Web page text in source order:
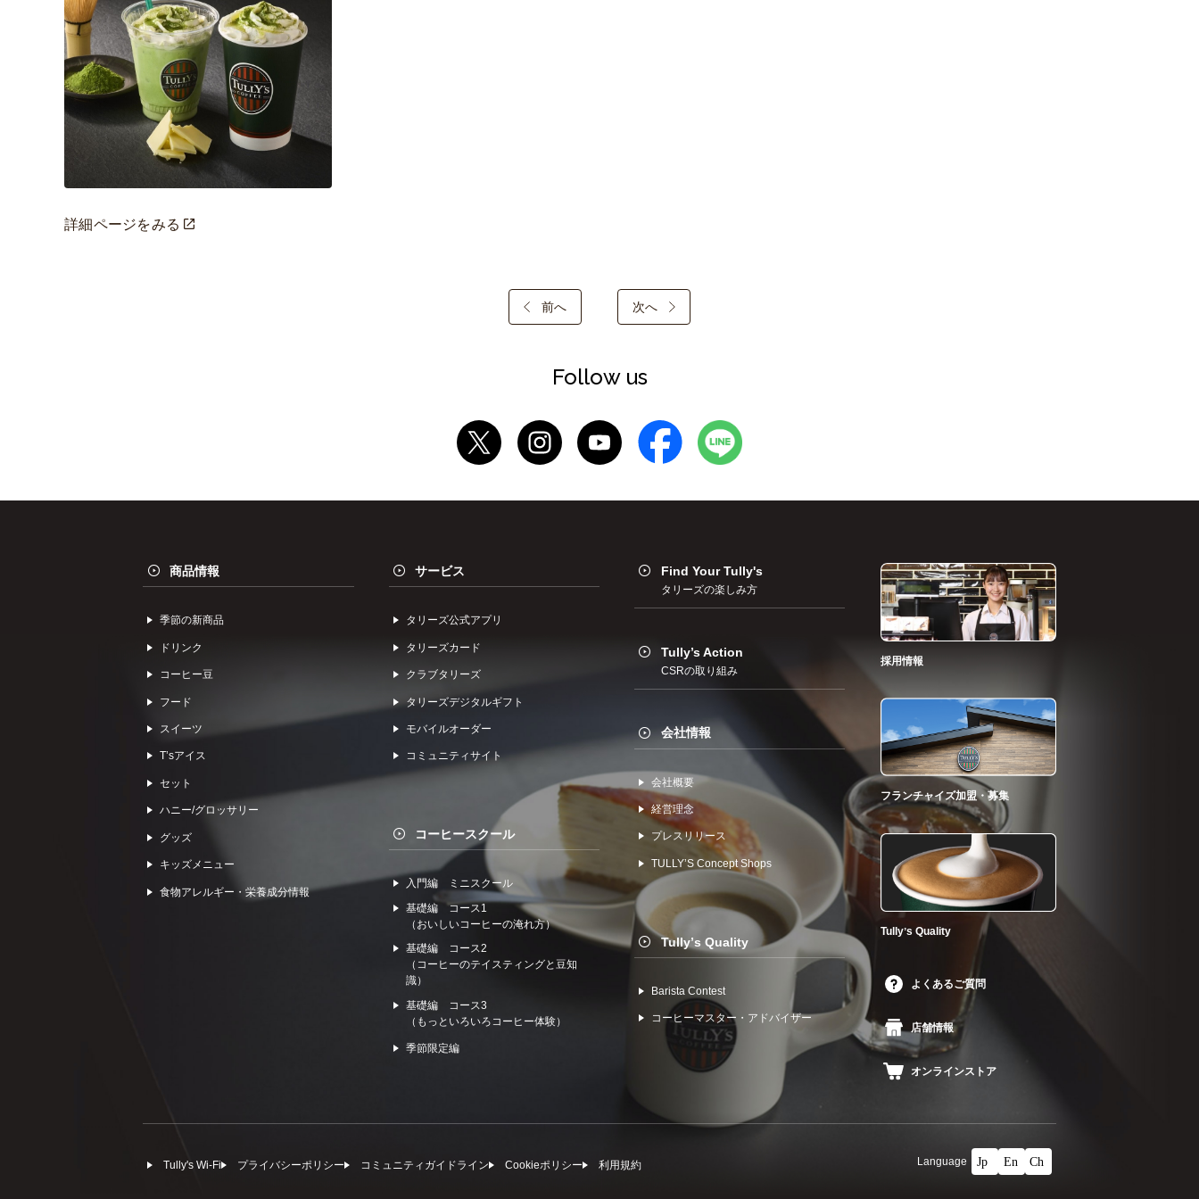
詳細ページをみる
前へ 次へ
Follow us
商品情報
季節の新商品
ドリンク
コーヒー⾖
フード
スイーツ
Tʼsアイス
セット
ハニー/グロッサリー
グッズ
キッズメニュー
食物アレルギー・栄養成分情報
サービス
タリーズ公式アプリ
タリーズカード
クラブタリーズ
タリーズデジタルギフト
モバイルオーダー
コミュニティサイト
コーヒースクール
入門編 ミニスクール
基礎編 コース1
（おいしいコーヒーの淹れ方）
基礎編 コース2
（コーヒーのテイスティングと豆知
識）
基礎編 コース3
（もっといろいろコーヒー体験）
季節限定編
Find Your Tully's
タリーズの楽しみ方
Tully’s Action
CSRの取り組み
会社情報
会社概要
経営理念
プレスリリース
TULLYʼS Concept Shops
Tullyʼs Quality
Barista Contest
コーヒーマスター・アドバイザー
採用情報
フランチャイズ加盟・募集
Tullyʼs Quality
よくあるご質問
店舗情報
オンラインストア
Tully's Wi-Fi プライバシーポリシー コミュニティガイドライン Cookieポリシー 利⽤規約 Language